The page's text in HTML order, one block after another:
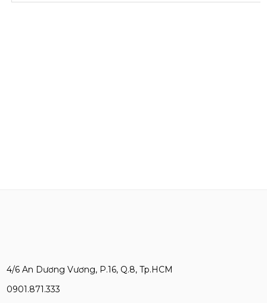
4/6 An Dương Vương, P.16, Q.8, Tp.HCM
0901.871.333